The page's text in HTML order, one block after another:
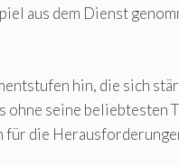
aus dem Dienst
hin, die sich
ohne seine beliebtesten
für die